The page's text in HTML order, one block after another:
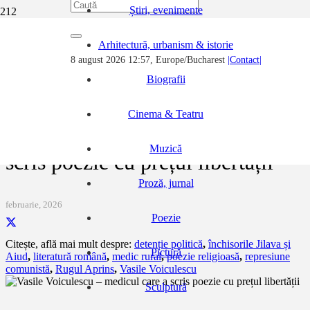
8 august 2026 12:57, Europe/Bucharest |Contact|
Știri, evenimente
Arhitectură, urbanism & istorie
Biografii
Cinema & Teatru
Muzică
Proză, jurnal
Poezie
Pictură
Sculptură
Vasile Voiculescu – medicul care a scris poezie cu prețul libertății
scris poezie cu prețul libertății
februarie, 2026
Citește, află mai mult despre: detenție politică,închisorile Jilava și
Aiud, literatură română, medic rural,poezie religioasă, represiune
comunistă, Rugul Aprins, Vasile Voiculescu